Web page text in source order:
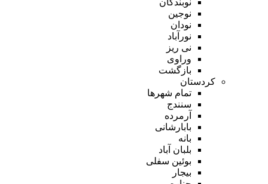
نوجین
نودان
نورآباد
نی ریز
وراوی
بازگشت
کردستان
تمام شهر‌ها
سنندج
آرمرده
بابارشانی
بانه
بلبان آباد
بوئین سفلی
بیجار